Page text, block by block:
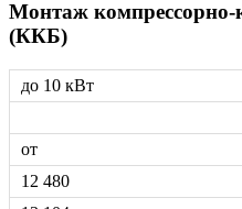
Монтаж компрессорно-
(ККБ)